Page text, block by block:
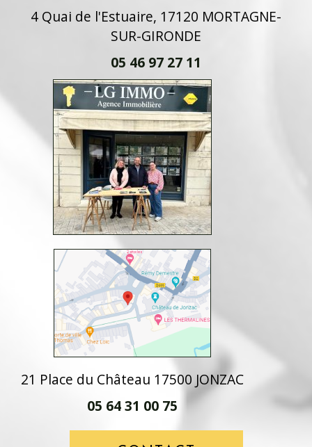
4 Quai de l'Estuaire, 17120 MORTAGNE-
SUR-GIRONDE
05 46 97 27 11
21 Place du Château 17500 JONZAC
05 64 31 00 75